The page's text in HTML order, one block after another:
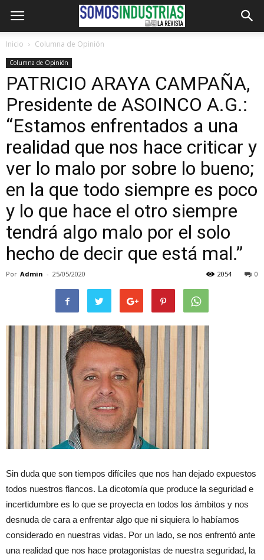
Inicio Columna de Opinión
Columna de Opinión
PATRICIO ARAYA CAMPAÑA,
Presidente de ASOINCO A.G.:
“Estamos enfrentados a una
realidad que nos hace criticar y
ver lo malo por sobre lo bueno;
en la que todo siempre es poco
y lo que hace el otro siempre
tendrá algo malo por el solo
hecho de decir que está mal.”
Por Admin - 25/05/2020 0
2054
Sin duda que son tiempos difíciles que nos han dejado expuestos
todos nuestros flancos. La dicotomía que produce la seguridad e
incertidumbre es lo que se proyecta en todos los ámbitos y nos
desnuda de cara a enfrentar algo que ni siquiera lo habíamos
considerado en nuestras vidas. Por un lado, se nos enfrentó ante
una realidad que nos hace protagonistas de nuestra seguridad, la